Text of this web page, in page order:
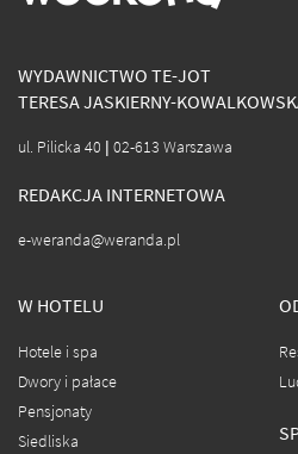
WYDAWNICTWO TE-JOT
TERESA JASKIERNY-
ul. Pilicka 40 | 02-613 Warszawa
REDAKCJA INTERNETOWA
e-weranda@weranda.pl
W HOTELU
Hotele i spa
Dwory i pałace
Pensjonaty
Siedliska